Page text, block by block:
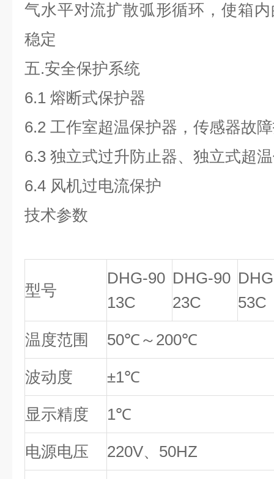
气水平对流扩散弧形循环，使箱
稳定
五.安全保护系统
6.1 熔断式保护器
6.2 工作室超温保护器，传感器故
6.3 独立式过升防止器、独立式超
6.4 风机过电流保护
技术参数
型号
DHG-90
13C
DHG-90
23C
53C
温度范围 50℃～200℃
波动度 ±1℃
显示精度 1℃
电源电压 220V、50HZ